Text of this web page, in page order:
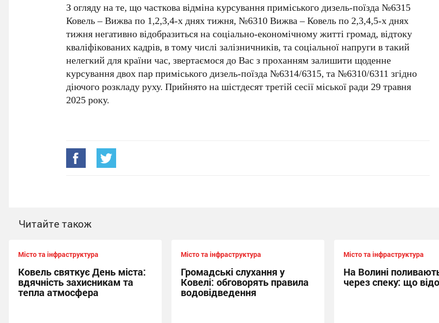
З огляду на те, що часткова відміна курсування приміського дизель-поїзда №6315
Ковель – Вижва по 1,2,3,4-х днях тижня, №6310 Вижва – Ковель по 2,3,4,5-х днях
тижня негативно відобразиться на соціально-економічному житті громад, відтоку
кваліфікованих кадрів, в тому числі залізничників, та соціальної напруги в такий
нелегкий для країни час, звертаємося до Вас з проханням залишити щоденне
курсування двох пар приміського дизель-поїзда №6314/6315, та №6310/6311 згідно
діючого розкладу руху. Прийнято на шістдесят третій сесії міської ради 29 травня
2025 року.
Читайте також
Місто та інфраструктура
Ковель святкує День міста:
вдячність захисникам та
тепла атмосфера
Місто та інфраструктура
Громадські слухання у
Ковелі: обговорять правила
водовідведення
Місто та інфраструктура
На Волині
через спеку: що